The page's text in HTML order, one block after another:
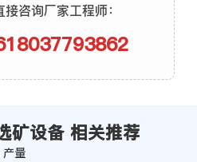
咨询厂家工程师：
矿设备 相关推荐
产量